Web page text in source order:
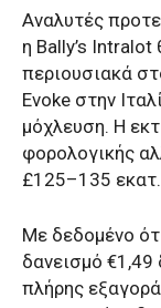
Αναλυτές
η Bally’s
περιουσιακά
Evoke στην
μόχλευση. Η
φορολογικής
£125–135 εκατ.
Με δεδομένο
δανεισμό €1,49
πλήρης